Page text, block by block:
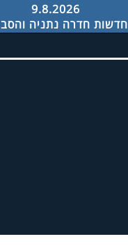
9.8.2026
חדשות חדרה נתניה